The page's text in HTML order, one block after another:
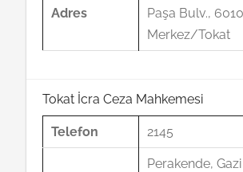
Adres
Paşa Bulv.,
Merkez/Tokat
Tokat İcra Ceza Mahkemesi
Telefon 2145
Perakende,